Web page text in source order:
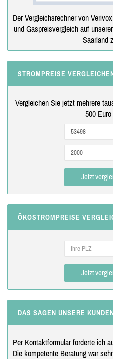
Der Vergleichsrechner von
und Gaspreisvergleich auf
Saarland
STROMPREISE
Vergleichen Sie jetzt mehrere
500
Jetzt
ÖKOSTROMPREISE
Jetzt
DAS SAGEN UNSERE
Per Kontaktformular forderte ich
Die kompetente Beratung war